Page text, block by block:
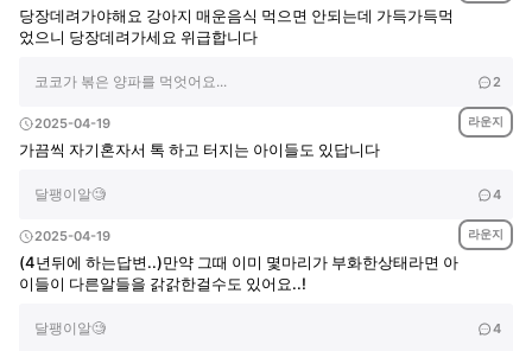
당장데려가야해요 강아지 매운음식 먹으면 안되는데 가득가득먹
었으니 당장데려가세요 위급합니다
코코가 볶은 양파를 먹엇어요... 2
2025-04-19 라운지
가끔씩 자기혼자서 톡 하고 터지는 아이들도 있답니다
달팽이알🧐 4
2025-04-19 라운지
(4년뒤에 하는답변..)만약 그때 이미 몇마리가 부화한상태라면 아
이들이 다른알들을 갉갉한걸수도 있어요..!
달팽이알🧐 4